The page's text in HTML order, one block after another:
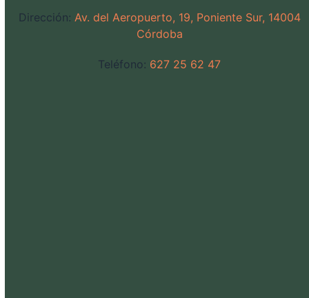
Dirección: Av. del Aeropuerto, 19, Poniente Sur, 14004
Córdoba
Teléfono: 627 25 62 47